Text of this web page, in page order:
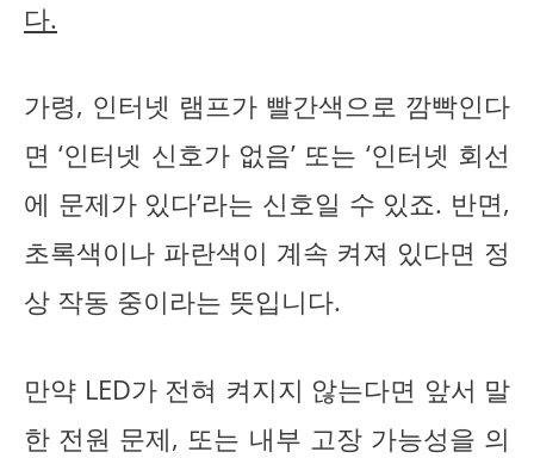
다.
가령, 인터넷 램프가 빨간색으로 깜빡인다
면 ‘인터넷 신호가 없음’ 또는 ‘인터넷 회선
에 문제가 있다’라는 신호일 수 있죠. 반면,
초록색이나 파란색이 계속 켜져 있다면 정
상 작동 중이라는 뜻입니다.
만약 LED가 전혀 켜지지 않는다면 앞서 말
한 전원 문제, 또는 내부 고장 가능성을 의